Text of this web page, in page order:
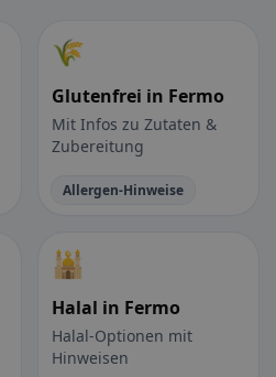
🌾
Glutenfrei in Fermo
Mit Infos zu Zutaten &
Zubereitung
Allergen-Hinweise
🕌
Halal in Fermo
Halal-Optionen mit
Hinweisen